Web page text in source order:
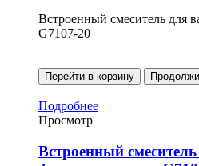
Встроенный смеситель для
G7107-20
Перейти в корзину
Подробнее
Просмотр
Встроенный